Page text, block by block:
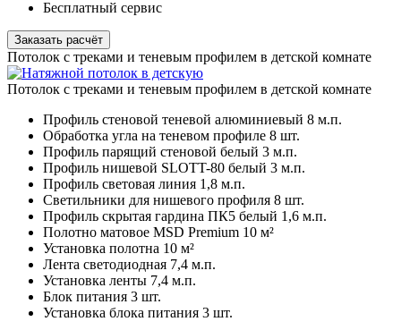
Бесплатный сервис
Заказать расчёт
Потолок с треками и теневым профилем в детской комнатe
Потолок с треками и теневым профилем в детской комнатe
Профиль стеновой теневой алюминиевый 8 м.п.
Обработка угла на теневом профиле 8 шт.
Профиль парящий стеновой белый 3 м.п.
Профиль нишевой SLOTT-80 белый 3 м.п.
Профиль световая линия 1,8 м.п.
Светильники для нишевого профиля 8 шт.
Профиль скрытая гардина ПК5 белый 1,6 м.п.
Полотно матовое MSD Premium 10 м²
Установка полотна 10 м²
Лента светодиодная 7,4 м.п.
Установка ленты 7,4 м.п.
Блок питания 3 шт.
Установка блока питания 3 шт.